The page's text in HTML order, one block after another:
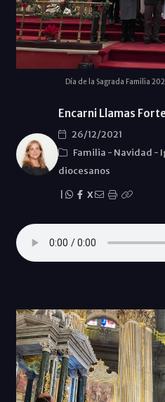
Día de la Sagrada Familia
Encarni Llamas
26/12/2021
Familia - Navidad -
diocesanos
X